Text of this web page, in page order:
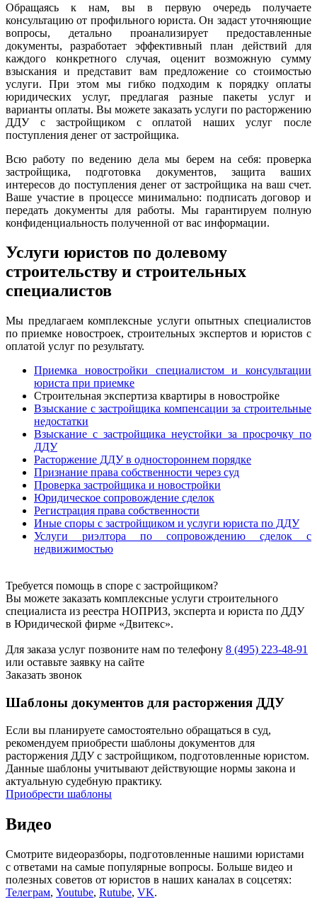
Обращаясь к нам, вы в первую очередь получаете
консультацию от профильного юриста. Он задаст уточняющие
вопросы, детально проанализирует предоставленные
документы, разработает эффективный план действий для
каждого конкретного случая, оценит возможную сумму
взыскания и представит вам предложение со стоимостью
услуги. При этом мы гибко подходим к порядку оплаты
юридических услуг, предлагая разные пакеты услуг и
варианты оплаты. Вы можете заказать услуги по расторжению
ДДУ с застройщиком с оплатой наших услуг после
поступления денег от застройщика.
Всю работу по ведению дела мы берем на себя: проверка
застройщика, подготовка документов, защита ваших
интересов до поступления денег от застройщика на ваш счет.
Ваше участие в процессе минимально: подписать договор и
передать документы для работы. Мы гарантируем полную
конфиденциальность полученной от вас информации.
Услуги юристов по долевому
строительству и строительных
специалистов
Мы предлагаем комплексные услуги опытных специалистов
по приемке новостроек, строительных экспертов и юристов с
оплатой услуг по результату.
Приемка новостройки специалистом и консультации
юриста при приемке
Строительная экспертиза квартиры в новостройке
Взыскание с застройщика компенсации за строительные
недостатки
Взыскание с застройщика неустойки за просрочку по
ДДУ
Расторжение ДДУ в одностороннем порядке
Признание права собственности через суд
Проверка застройщика и новостройки
Юридическое сопровождение сделок
Регистрация права собственности
Иные споры с застройщиком и услуги юриста по ДДУ
Услуги риэлтора по сопровождению сделок с
недвижимостью
Требуется помощь в споре с застройщиком?
Вы можете заказать комплексные услуги строительного
специалиста из реестра НОПРИЗ, эксперта и юриста по ДДУ
в Юридической фирме «Двитекс».
Для заказа услуг позвоните нам по телефону 8 (495) 223-48-91
или оставьте заявку на сайте
Заказать звонок
Шаблоны документов для расторжения ДДУ
Если вы планируете самостоятельно обращаться в суд,
рекомендуем приобрести шаблоны документов для
расторжения ДДУ с застройщиком, подготовленные юристом.
Данные шаблоны учитывают действующие нормы закона и
актуальную судебную практику.
Приобрести шаблоны
Видео
Смотрите видеоразборы, подготовленные нашими юристами
с ответами на самые популярные вопросы. Больше видео и
полезных советов от юристов в наших каналах в соцсетях:
Телеграм, Youtube, Rutube, VK.